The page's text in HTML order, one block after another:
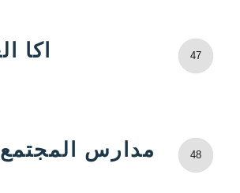
47 اكا
48 مدارس